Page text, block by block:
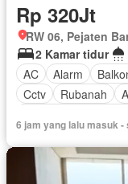
Rp 320Jt
2 Kamar tidur
AC
Alarm
Cctv
Rubanah
Fully fenced
Pay TV access
Lapangan tenis
6 jam yang lalu masuk -